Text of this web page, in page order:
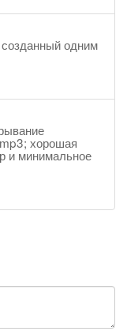
одним
хорошая
и минимальное